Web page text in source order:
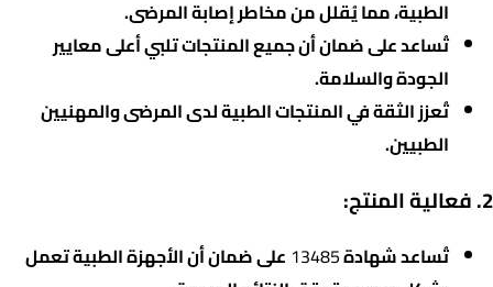
الطبية، مما يُقلل من مخاطر إصابة المرضى.
تُساعد على ضمان أن جميع المنتجات تلبي أعلى معايير
الجودة والسلامة.
تُعزز الثقة في المنتجات الطبية لدى المرضى والمهنيين
الطبيين.
2. فعالية المنتج:
تُساعد شهادة13485 على ضمان أن الأجهزة الطبية تعمل